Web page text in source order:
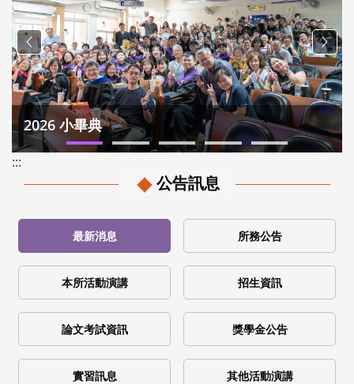
2026 小畢典
Previous Next
:::
公告訊息
最新消息 所務公告
本所活動演講 招生資訊
論文考試資訊 獎學金公告
實習訊息 其他活動演講